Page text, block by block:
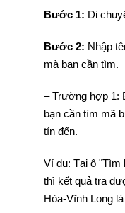
Bước 1: Di
Bước 2: Nhập
mà bạn cần tìm.
– Trường hợp 1:
bạn cần tìm mã
tín đến.
Ví dụ: Tại ô "Tìm
thì kết quả tra
Hòa-Vĩnh Long